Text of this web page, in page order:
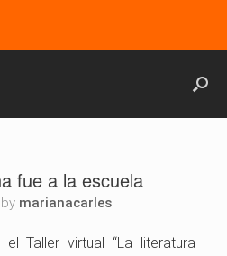
fue a la escuela
by marianacarles
Taller virtual “La literatura